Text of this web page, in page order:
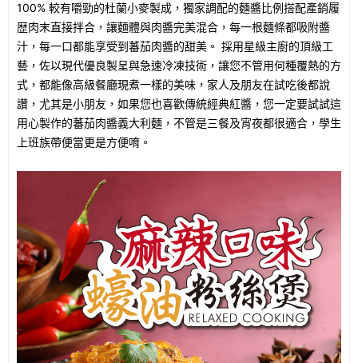
100% 較有嚼勁的杜蘭小麥製成，獨家調配的麵醬比例搭配產銷履
歴肉末直接拌合，讓麵體與肉醬完美混合，每一根麵條都吸附醬
汁，每一口都能享受到蕃茄肉醬的甜美。 採用星級主廚的頂級工
藝，佐以現代優良製呈與急速冷凍技術，讓您不管用何種覆熱的方
式，都能像高級餐廳現煮一樣的美味，家人及朋友在試吃後都說
讚，尤其是小朋友，如果您也喜歡傳統經典紅醬，您一定要試試這
用心製作的蕃茄肉醬義大利麵，不管是三餐及宵夜都很適合，學生
上班族帶便當更是方便唷。